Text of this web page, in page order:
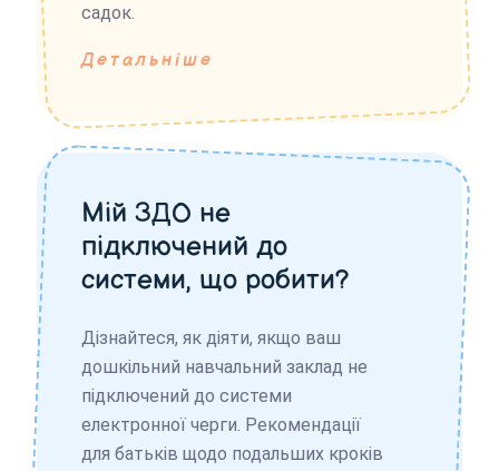
садок.
Детальніше
Мій ЗДО не
підключений до
системи, що робити?
Дізнайтеся, як діяти, якщо ваш
дошкільний навчальний заклад не
підключений до системи
електронної черги. Рекомендації
для батьків щодо подальших кроків